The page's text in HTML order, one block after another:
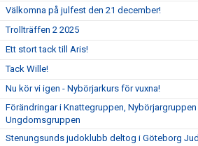
Välkomna på julfest den 21 december!
Trollträffen 2 2025
Ett stort tack till Aris!
Tack Wille!
Nu kör vi igen - Nybörjarkurs för vuxna!
Förändringar i Knattegruppen,
Ungdomsgruppen
Stenungsunds judoklubb deltog i Göteborg